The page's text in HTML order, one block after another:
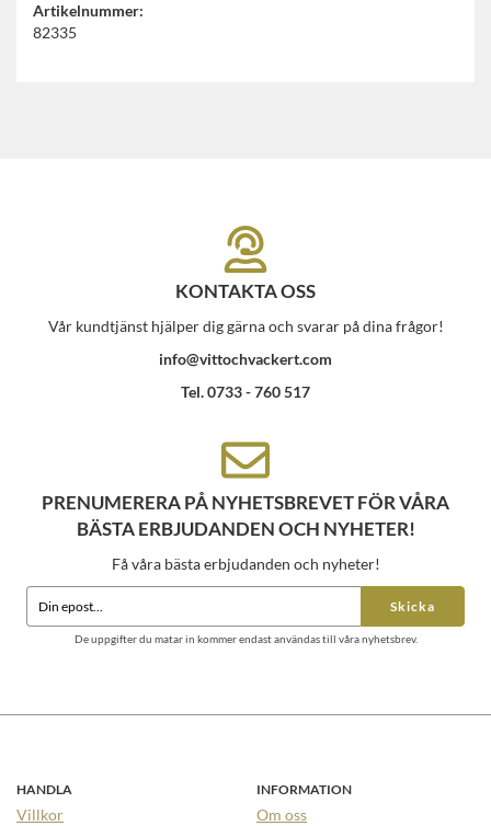
Artikelnummer:
82335
KONTAKTA OSS
Vår kundtjänst hjälper dig gärna och svarar på dina frågor!
info@vittochvackert.com
Tel. 0733 - 760 517
PRENUMERERA PÅ NYHETSBREVET FÖR VÅRA
BÄSTA ERBJUDANDEN OCH NYHETER!
Få våra bästa erbjudanden och nyheter!
Skicka
De uppgifter du matar in kommer endast användas till våra nyhetsbrev.
HANDLA
Villkor
INFORMATION
Om oss